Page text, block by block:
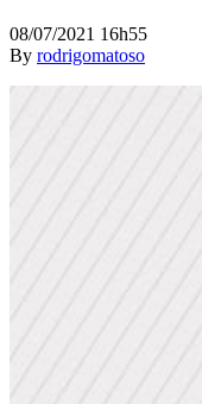
08/07/2021 16h55
By rodrigomatoso